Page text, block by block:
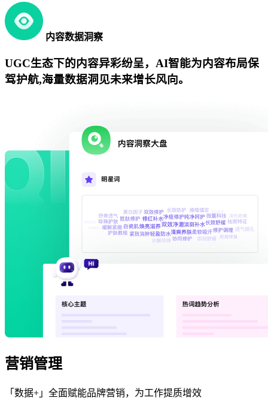
内容数据洞察
UGC生态下的内容异彩纷呈，AI智能为内容布局保
驾护航,海量数据洞见未来增长风向。
营销管理
「数据+」全面赋能品牌营销，为工作提质增效